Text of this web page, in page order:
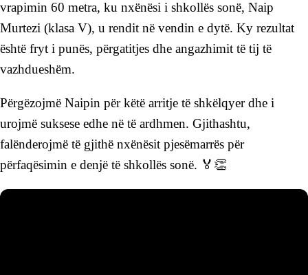
vrapimin 60 metra, ku nxënësi i shkollës sonë, Naip
Murtezi (klasa V), u rendit në vendin e dytë. Ky rezultat
është fryt i punës, përgatitjes dhe angazhimit të tij të
vazhdueshëm.
Përgëzojmë Naipin për këtë arritje të shkëlqyer dhe i
urojmë suksese edhe në të ardhmen. Gjithashtu,
falënderojmë të gjithë nxënësit pjesëmarrës për
përfaqësimin e denjë të shkollës sonë. 🏅👏